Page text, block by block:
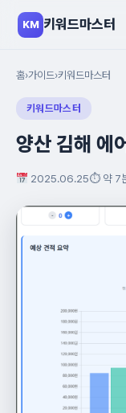
KM 키워드마스터
홈›가이드›키워드마스터
키워드마스터
양산 김해 에
2025.06.25⏱ 약 7